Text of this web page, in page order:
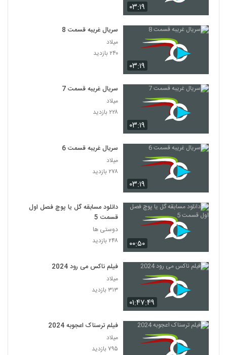
۰۳:۱۹
۰۳:۱۹
سریال غریبه قسمت 8
میلاد
۲۴۰ بازدید
۰۳:۱۹
سریال غریبه قسمت 7
میلاد
۲۲۸ بازدید
۰۳:۱۹
سریال غریبه قسمت 6
میلاد
۲۷۸ بازدید
۰۰:۵۰
دانلود مسابقه گل یا پوچ فصل اول
قسمت 5
دوستی ها
۲۴۸ بازدید
۰۱:۴۷:۴۹
فیلم ناکس می رود 2024
میلاد
۳۱۳ بازدید
فیلم ترسناک اعجوبه 2024
میلاد
۷۹۵ بازدید